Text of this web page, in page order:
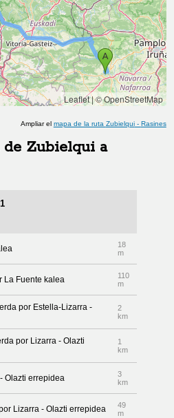
Leaflet|© OpenStreetMap
Ampliar el mapa de la ruta Zubielqui- Rasines
de Zubielqui a
18
m
La Fuente kalea
110
m
por Estella-Lizarra -
2
km
por Lizarra - Olazti
1
km
Olazti errepidea
3
km
Lizarra - Olazti errepidea
49
m